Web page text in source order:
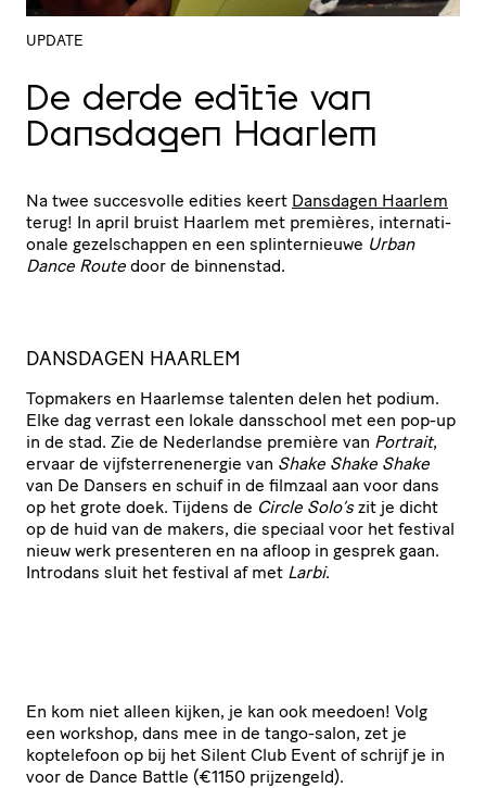
UPDATE
De derde editie van
Dansdagen Haarlem
Na twee succesvolle edities keert Dansdagen Haarlem
terug! In april bruist Haarlem met premières, inter­na­ti­
o­nale gezel­schappen en een splin­ter­nieuwe Urban
Dance Route door de binnenstad.
DANSDAGEN HAARLEM
Topmakers en Haarlemse talenten delen het podium.
Elke dag verrast een lokale dansschool met een pop-up
in de stad. Zie de Nederlandse première van Portrait,
ervaar de vijf­ster­re­n­energie van Shake Shake Shake
van De Dansers en schuif in de filmzaal aan voor dans
op het grote doek. Tijdens de Circle Solo’szit je dicht
op de huid van de makers, die speciaal voor het festival
nieuw werk presenteren en na afloop in gesprek gaan.
Introdans sluit het festival af met Larbi.
En kom niet alleen kijken, je kan ook meedoen! Volg
een workshop, dans mee in de tango-salon, zet je
koptelefoon op bij het Silent Club Event of schrijf je in
voor de Dance Battle (€1150 prijzengeld).